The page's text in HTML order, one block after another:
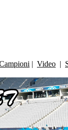
| Video |